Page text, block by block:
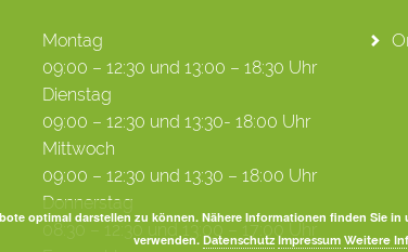
Montag
09:00 – 12:30 und 13:00 – 18:30 Uhr
Dienstag
09:00 – 12:30 und 13:30- 18:00 Uhr
Mittwoch
09:00 – 12:30 und 13:30 – 18:00 Uhr
Donnerstag
08:30 – 12:30 und 13:00 – 17:00 Uhr
optimal darstellen zu können. Nähere Informationen finden Sie in
verwenden.Datenschutz Impressum Weitere